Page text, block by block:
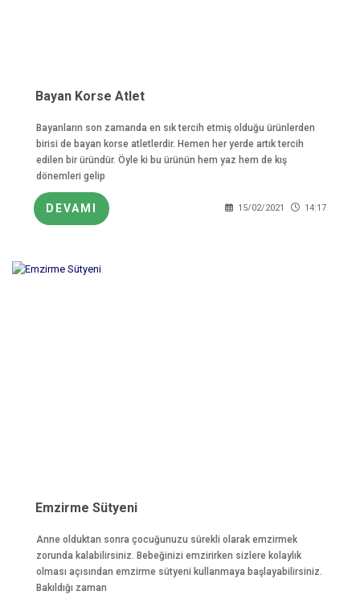
Bayan Korse Atlet
Bayanların son zamanda en sık tercih etmiş olduğu ürünlerden
birisi de bayan korse atletlerdir. Hemen her yerde artık tercih
edilen bir üründür. Öyle ki bu ürünün hem yaz hem de kış
dönemleri gelip
DEVAMI 15/02/2021 14:17
Emzirme Sütyeni
Anne olduktan sonra çocuğunuzu sürekli olarak emzirmek
zorunda kalabilirsiniz. Bebeğinizi emzirirken sizlere kolaylık
olması açısından emzirme sütyeni kullanmaya başlayabilirsiniz.
Bakıldığı zaman